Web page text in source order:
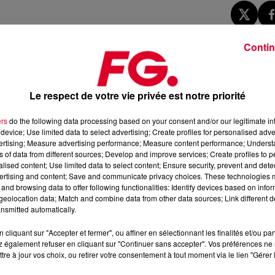
qu’il n’avait pas beaucoup samplé
avec cette méthode. On l’a vu notamment pour
Don’t Hurt Meavec Anne-Marie et Coi Leray.
refait équipe pour un titre qui figure sur le tout nouvel album
des paroles reprises dans le cultissime pour toute une
Technotronic.
en parallèle avec d’anciens tubes comme avec cette
un remix poindre rapidement pour les prochains live de
titre ne soit pas la dernière collaboration entre le résident
Le respect de votre vie privée est notre priorité
do the following data processing based on your consent and/or our legitimate
Use limited data to select advertising; Create profiles for personalised
Measure advertising performance; Measure content performance;
of data from different sources; Develop and improve services; Create profiles to
content; Use limited data to select content; Ensure security, prevent and
and content; Save and communicate privacy choices. These technologies
browsing data to offer following functionalities: Identify devices based on
data; Match and combine data from other data sources; Link different
automatically.
cliquant sur "Accepter et fermer", ou affiner en sélectionnant les finalités et/ou
également refuser en cliquant sur "Continuer sans accepter". Vos préférences
à jour vos choix, ou retirer votre consentement à tout moment via le lien